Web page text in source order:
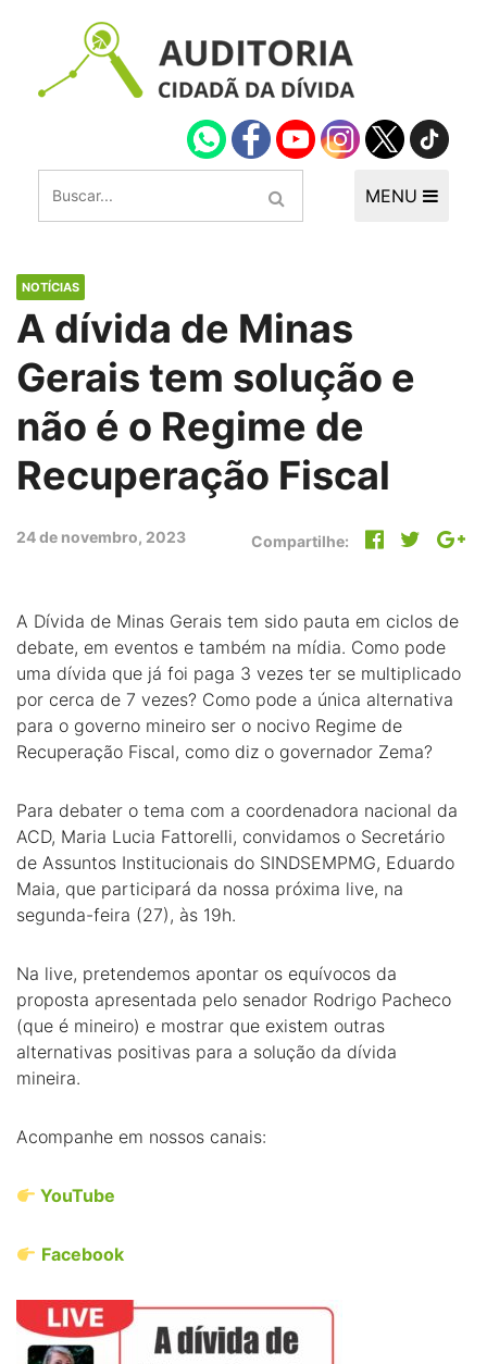
MENU
NOTÍCIAS
A dívida de Minas
Gerais tem solução e
não é o Regime de
Recuperação Fiscal
24 de novembro, 2023 Compartilhe:
A Dívida de Minas Gerais tem sido pauta em ciclos de
debate, em eventos e também na mídia. Como pode
uma dívida que já foi paga 3 vezes ter se multiplicado
por cerca de 7 vezes? Como pode a única alternativa
para o governo mineiro ser o nocivo Regime de
Recuperação Fiscal, como diz o governador Zema?
Para debater o tema com a coordenadora nacional da
ACD, Maria Lucia Fattorelli, convidamos o Secretário
de Assuntos Institucionais do SINDSEMPMG, Eduardo
Maia, que participará da nossa próxima live, na
segunda-feira (27), às 19h.
Na live, pretendemos apontar os equívocos da
proposta apresentada pelo senador Rodrigo Pacheco
(que é mineiro) e mostrar que existem outras
alternativas positivas para a solução da dívida
mineira.
Acompanhe em nossos canais:
YouTube
Facebook